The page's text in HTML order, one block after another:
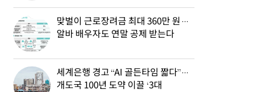
맞벌이 근로장려금 최대 360만 원…
알바 배우자도 연말 공제 받는다
세계은행 경고 “AI 골든타임 짧다”…
개도국 100년 도약 이끌 ‘3대